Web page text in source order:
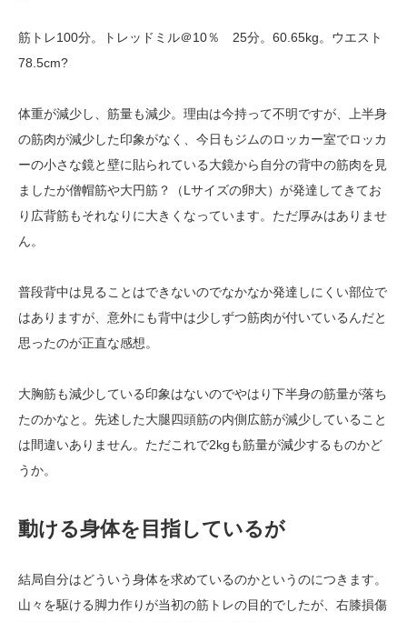
筋トレ100分。トレッドミル＠10％ 25分。60.65kg。ウエスト
78.5cm?
体重が減少し、筋量も減少。理由は今持って不明ですが、上半身
の筋肉が減少した印象がなく、今日もジムのロッカー室でロッカ
ーの小さな鏡と壁に貼られている大鏡から自分の背中の筋肉を見
ましたが僧帽筋や大円筋？（Lサイズの卵大）が発達してきてお
り広背筋もそれなりに大きくなっています。ただ厚みはありませ
ん。
普段背中は見ることはできないのでなかなか発達しにくい部位で
はありますが、意外にも背中は少しずつ筋肉が付いているんだと
思ったのが正直な感想。
大胸筋も減少している印象はないのでやはり下半身の筋量が落ち
たのかなと。先述した大腿四頭筋の内側広筋が減少していること
は間違いありません。ただこれで2kgも筋量が減少するものかど
うか。
動ける身体を目指しているが
結局自分はどういう身体を求めているのかというのにつきます。
山々を駆ける脚力作りが当初の筋トレの目的でしたが、右膝損傷